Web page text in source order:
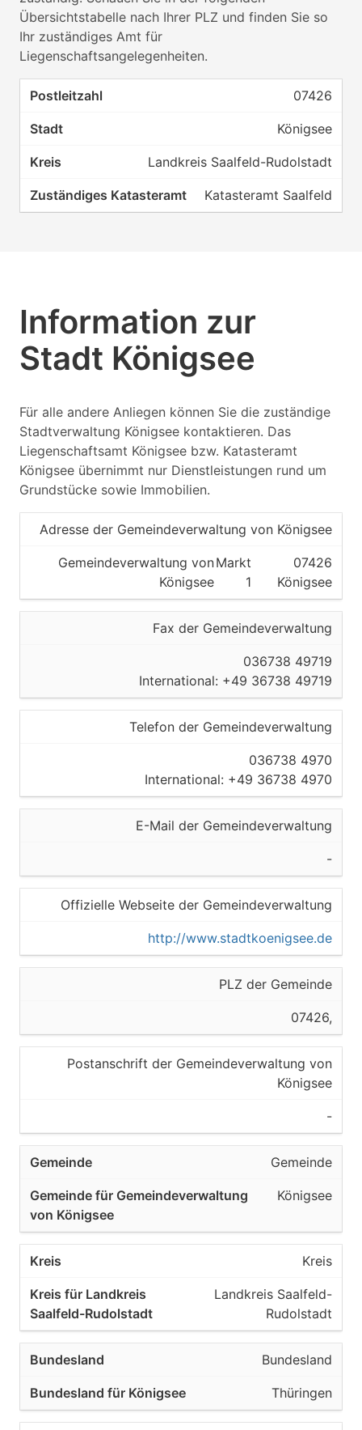
Übersichtstabelle nach Ihrer PLZ und finden Sie so
Ihr zuständiges Amt für
Liegenschaftsangelegenheiten.
07426
Königsee
Landkreis Saalfeld-Rudolstadt
Katasteramt Saalfeld
Information zur
Stadt Königsee
Für alle andere Anliegen können Sie die zuständige
Stadtverwaltung Königsee kontaktieren. Das
Liegenschaftsamt Königsee bzw. Katasteramt
Königsee übernimmt nur Dienstleistungen rund um
Grundstücke sowie Immobilien.
Adresse der Gemeindeverwaltung von Königsee
Gemeindeverwaltung von
Königsee
Markt
1
07426
Königsee
Fax der Gemeindeverwaltung
036738 49719
International: +49 36738 49719
Telefon der Gemeindeverwaltung
036738 4970
International: +49 36738 4970
E-Mail der Gemeindeverwaltung
-
Offizielle Webseite der Gemeindeverwaltung
http://www.stadtkoenigsee.de
PLZ der Gemeinde
07426,
Postanschrift der Gemeindeverwaltung von
Königsee
-
Gemeinde
Königsee
Kreis
Landkreis Saalfeld-
Rudolstadt
Bundesland
Thüringen